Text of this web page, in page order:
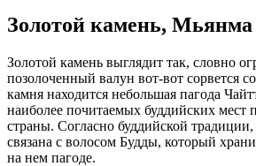
Золотой камень, Мьянма
Золотой камень выглядит так, словно
позолоченный валун вот-вот сорвется
камня находится небольшая пагода
наиболее почитаемых буддийских мест
страны. Согласно буддийской
связана с волосом Будды, который
на нем пагоде.